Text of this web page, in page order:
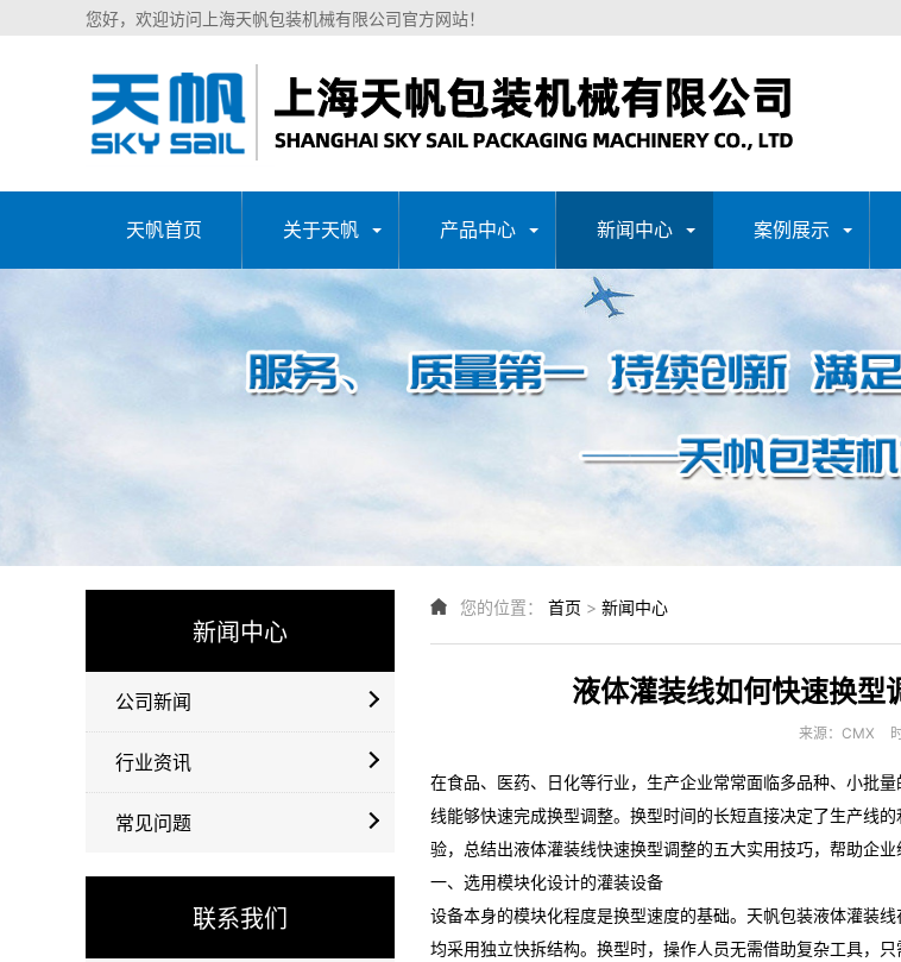
您好，欢迎访问上海天帆包装机械有限公司官方网站！
天帆首页 关于天帆 产品中心 新闻中心 案例展示
新闻中心
公司新闻
行业资讯
常见问题
联系我们
您的位置： 首页 > 新闻中心
液体灌装线如何快速换型
来源：CMX
在食品、医药、日化等行业，生产企业常常面临多品种、小批
线能够快速完成换型调整。换型时间的长短直接决定了生产线
验，总结出液体灌装线快速换型调整的五大实用技巧，帮助企业
一、选用模块化设计的灌装设备
设备本身的模块化程度是换型速度的基础。天帆包装液体灌装
均采用独立快拆结构。换型时，操作人员无需借助复杂工具，